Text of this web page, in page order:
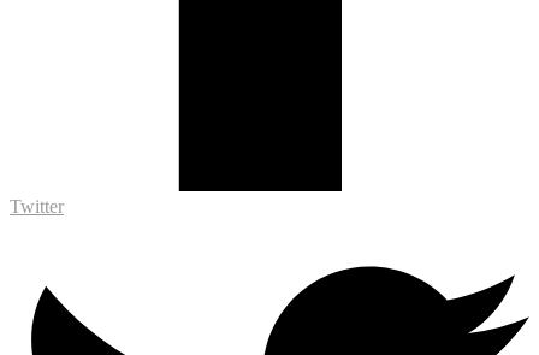
Twitter